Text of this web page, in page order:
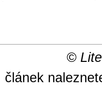
©
článek